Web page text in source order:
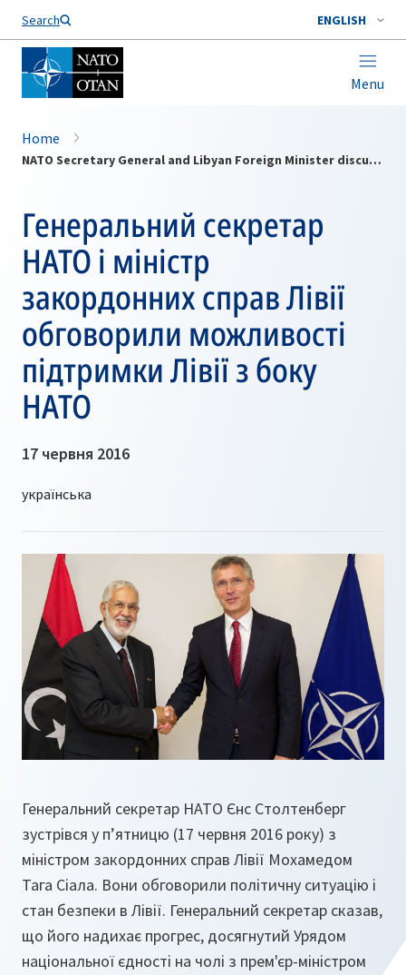
Search ENGLISH
Menu
Home
NATO Secretary General and Libyan Foreign Minister discuss how NATO can support Libya
Генеральний секретар
НАТО і міністр
закордонних справ Лівії
обговорили можливості
підтримки Лівії з боку
НАТО
17 червня 2016
Генеральний секретар НАТО Єнс Столтенберг
зустрівся у п’ятницю (17 червня 2016 року) з
міністром закордонних справ Лівії Мохамедом
Тага Сіала. Вони обговорили політичну ситуацію і
стан безпеки в Лівії. Генеральний секретар сказав,
що його надихає прогрес, досягнутий Урядом
національної єдності на чолі з прем'єр-міністром